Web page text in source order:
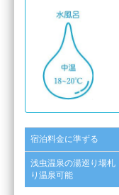
宿泊料金に準ずる
浅虫温泉の湯巡り場札
り温泉可能